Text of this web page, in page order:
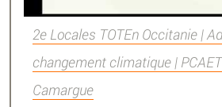
2e Locales TOTEn Occitanie |
changement climatique |
Camargue